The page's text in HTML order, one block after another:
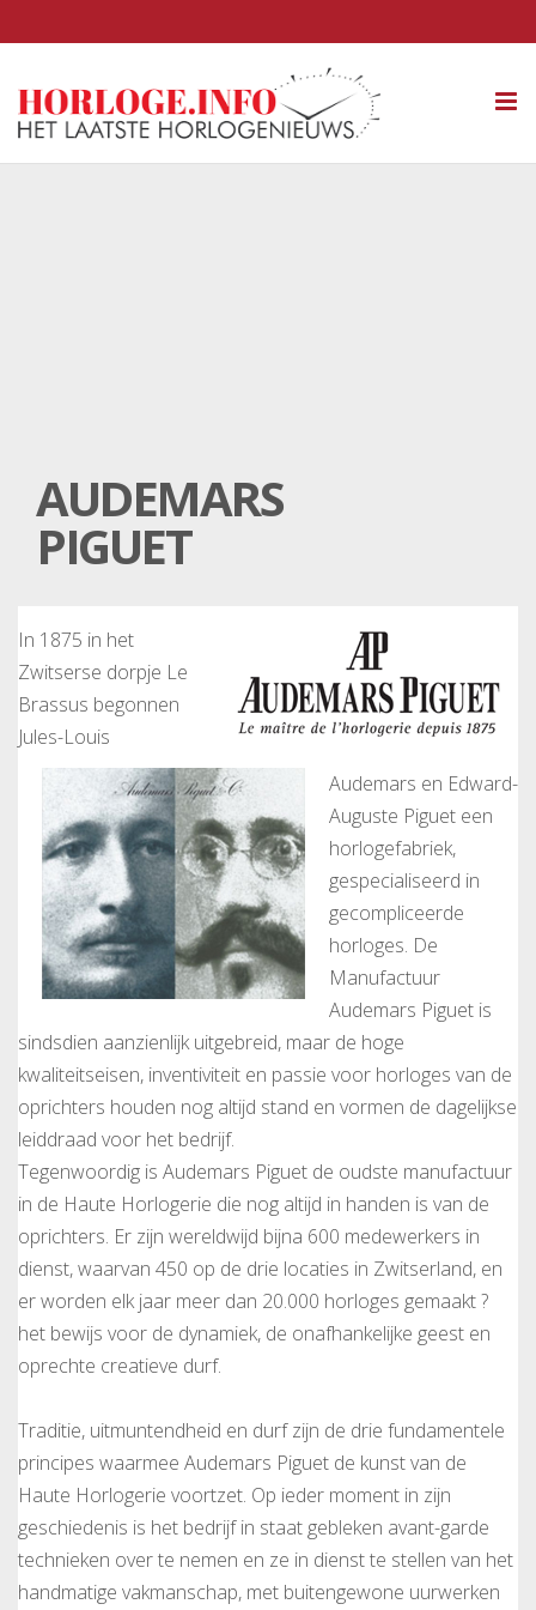
AUDEMARS
PIGUET
In 1875 in het
Zwitserse dorpje Le
Brassus begonnen
Jules-Louis
Audemars en Edward-
Auguste Piguet een
horlogefabriek,
gespecialiseerd in
gecompliceerde
horloges. De
Manufactuur
Audemars Piguet is
sindsdien aanzienlijk uitgebreid, maar de hoge
kwaliteitseisen, inventiviteit en passie voor horloges van de
oprichters houden nog altijd stand en vormen de dagelijkse
leiddraad voor het bedrijf.
Tegenwoordig is Audemars Piguet de oudste manufactuur
in de Haute Horlogerie die nog altijd in handen is van de
oprichters. Er zijn wereldwijd bijna 600 medewerkers in
dienst, waarvan 450 op de drie locaties in Zwitserland, en
er worden elk jaar meer dan 20.000 horloges gemaakt ?
het bewijs voor de dynamiek, de onafhankelijke geest en
oprechte creatieve durf.
Traditie, uitmuntendheid en durf zijn de drie fundamentele
principes waarmee Audemars Piguet de kunst van de
Haute Horlogerie voortzet. Op ieder moment in zijn
geschiedenis is het bedrijf in staat gebleken avant-garde
technieken over te nemen en ze in dienst te stellen van het
handmatige vakmanschap, met buitengewone uurwerken